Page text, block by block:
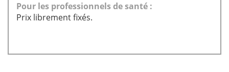
Pour les professionnels de santé :
Prix librement fixés.